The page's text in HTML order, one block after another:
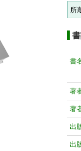
所
書
著
著
出
出